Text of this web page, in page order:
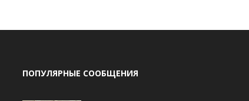
ПОПУЛЯРНЫЕ СООБЩЕНИЯ